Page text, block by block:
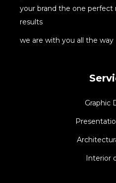
your brand the one
results
we are with you all the way
Graphic
Interior